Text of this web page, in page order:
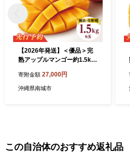
【2026年発送】＜優品＞完
熟アップルマンゴー約1.5kg
ンゴー あっぷるまんごー マ
ンゴー まんごー フルーツ 完
寄附金額 27,000円
沖縄県南城市
この自治体のおすすめ返礼品